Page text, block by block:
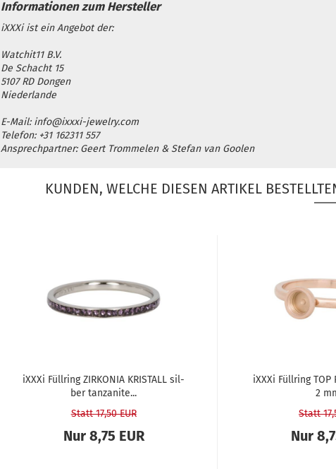
iXXXi ist ein Angebot der:
Watchit11 B.V.
De Schacht 15
5107 RD Dongen
Niederlande
E-Mail: info@ixxxi-jewelry.com
Telefon: +31 162311 557
Ansprechpartner: Geert Trommelen & Stefan van Goolen
KUNDEN, WELCHE DIESEN ARTIKEL
iXXXi Füll­ring ZIR­KO­NIA KRIS­TALL sil­
ber tan­za­ni­te...
Statt 17,50 EUR
Nur 8,75 EUR
iXXXi Füll­ring TOP
2
Statt
Nur